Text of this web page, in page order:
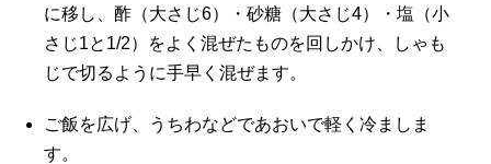
に移し、酢（大さじ6）・砂糖（大さじ4）・塩（小
さじ1と1/2）をよく混ぜたものを回しかけ、しゃも
じで切るように手早く混ぜます。
ご飯を広げ、うちわなどであおいで軽く冷ましま
す。